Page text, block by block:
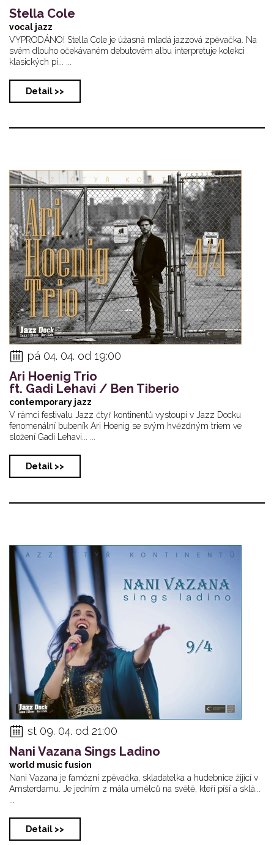
Stella Cole
vocal jazz
VYPRODÁNO! Stella Cole je úžasná mladá jazzová zpěvačka. Na
svém dlouho očekávaném debutovém albu interpretuje kolekci
klasických pí... ...
Detail >>
pá 04. 04. od 19:00
Ari Hoenig Trio
ft. Gadi Lehavi / Ben Tiberio
contemporary jazz
V rámci festivalu Jazz čtyř kontinentů vystoupí v Jazz Docku
fenomenální bubeník Ari Hoenig se svým hvězdným triem ve
složení Gadi Lehavi... ...
Detail >>
st 09. 04. od 21:00
Nani Vazana Sings Ladino
world music fusion
Nani Vazana je famózní zpěvačka, skladatelka a hudebnice žijící v
Amsterdamu. Je jedním z mála umělců na světě, kteří píší a sklá...
Detail >>